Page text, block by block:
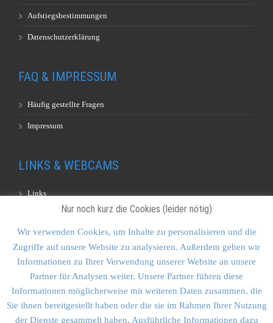
Aufstiegsbestimmungen
Datenschutzerklärung
FAQ & IMPRESSUM
Häufig gestellte Fragen
Impressum
LINKS & WEBCAMS
Links
KONTAKT & SITEMAP
Kontakt
Sitemap
Nur noch kurz die Cookies (leider nötig)
Wir verwenden Cookies, um Inhalte zu personalisieren und die
Zugriffe auf unsere Website zu analysieren. Außerdem geben wir
Informationen zu Ihrer Verwendung unserer Website an unsere
Partner für Analysen weiter. Unsere Partner führen diese
Informationen möglicherweise mit weiteren Daten zusammen, die
Sie ihnen bereitgestellt haben oder die sie im Rahmen Ihrer Nutzung
der Dienste gesammelt haben. Ausführliche Informationen dazu